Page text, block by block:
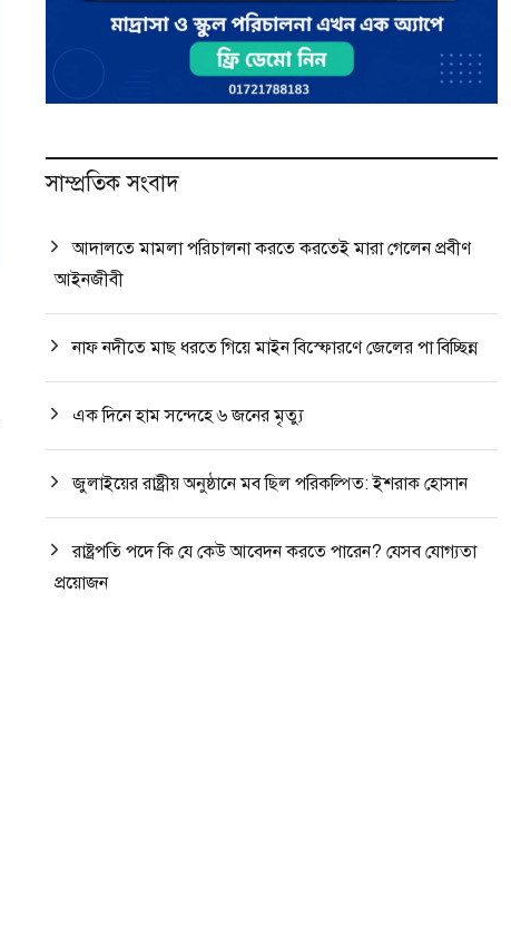
সাম্প্রতিক সংবাদ
আদালতে মামলা পরিচালনা করতে করতেই মারা গেলেন প্রবীণ
আইনজীবী
নাফ নদীতে মাছ ধরতে গিয়ে মাইন বিস্ফোরণে জেলের পা বিচ্ছিন্ন
এক দিনে হাম সন্দেহে ৬ জনের মৃত্যু
জুলাইয়ের রাষ্ট্রীয় অনুষ্ঠানে মব ছিল পরিকল্পিত: ইশরাক হোসান
রাষ্ট্রপতি পদে কি যে কেউ আবেদন করতে পারেন? যেসব যোগ্যতা
প্রয়োজন